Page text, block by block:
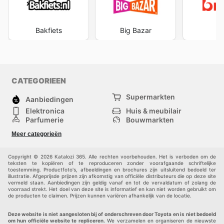
Bakfiets Big Bazar
CATEGORIEEN
Aanbiedingen
Supermarkten
Elektronica
Huis & meubilair
Parfumerie
Bouwmarkten
Kinderen
Meer categorieën
Copyright © 2026 Katalozi 365. Alle rechten voorbehouden. Het is verboden om de
teksten te kopiëren of te reproduceren zonder voorafgaande schriftelijke
toestemming. Productfoto's, afbeeldingen en brochures zijn uitsluitend bedoeld ter
illustratie. Afgeprijsde prijzen zijn afkomstig van officiële distributeurs die op deze site
vermeld staan. Aanbiedingen zijn geldig vanaf en tot de vervaldatum of zolang de
voorraad strekt. Het doel van deze site is informatief en kan niet worden gebruikt om
de producten te claimen. Prijzen kunnen variëren afhankelijk van de locatie.
Deze website is niet aangesloten bij of onderschreven door Toyota en is niet bedoeld
om hun officiële website te repliceren. We verzamelen en organiseren de nieuwste